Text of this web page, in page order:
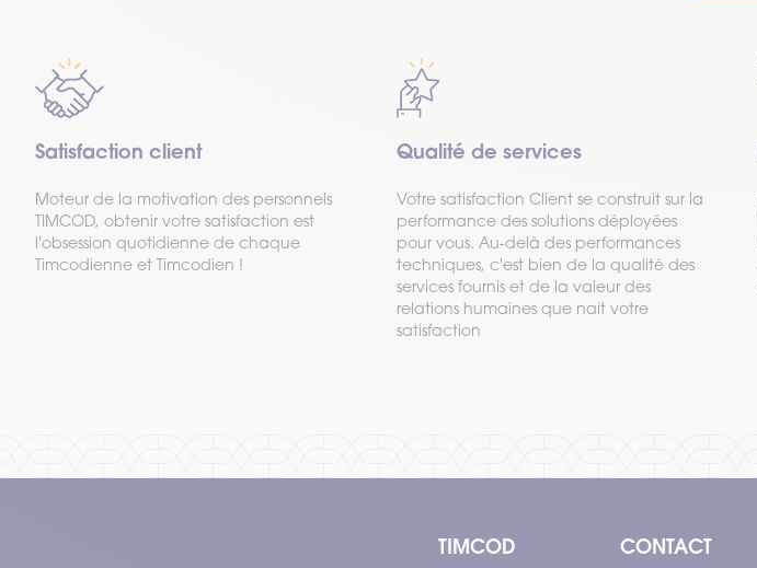
Satisfaction client
Moteur de la motivation des personnels
TIMCOD, obtenir votre satisfaction est
l'obsession quotidienne de chaque
Timcodienne et Timcodien !
Qualité de services
Votre satisfaction Client se construit sur la
performance des solutions déployées
pour vous. Au-delà des performances
techniques, c'est bien de la qualité des
services fournis et de la valeur des
relations humaines que nait votre
satisfaction
TIMCOD CONTACT